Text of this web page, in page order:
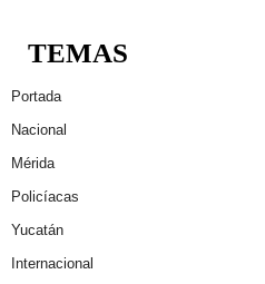
TEMAS
Portada
Nacional
Mérida
Policíacas
Yucatán
Internacional